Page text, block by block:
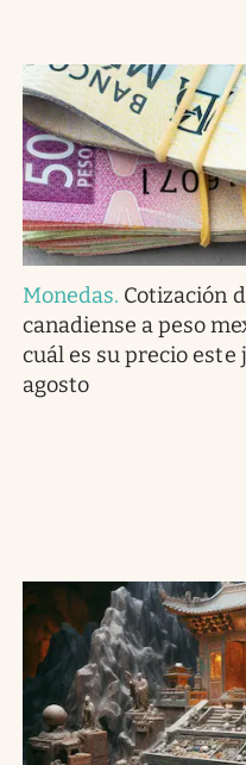
Monedas. Cotización
canadiense a peso
cuál es su precio este
agosto